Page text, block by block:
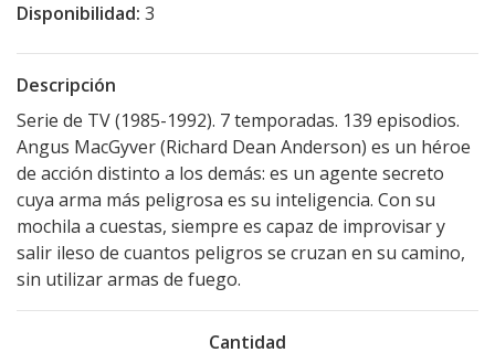
Disponibilidad: 3
Descripción
Serie de TV (1985-1992). 7 temporadas. 139 episodios.
Angus MacGyver (Richard Dean Anderson) es un héroe
de acción distinto a los demás: es un agente secreto
cuya arma más peligrosa es su inteligencia. Con su
mochila a cuestas, siempre es capaz de improvisar y
salir ileso de cuantos peligros se cruzan en su camino,
sin utilizar armas de fuego.
Cantidad